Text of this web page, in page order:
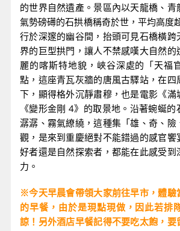
的世界自然遺產。景區內以天龍橋、
氣勢磅礡的石拱橋稱奇於世，平均高度
行於深邃的幽谷間，抬頭可見石橋橫跨
界的巨型拱門，讓人不禁感嘆大自然
麗的喀斯特地貌，峽谷深處的「天福
點，這座青瓦灰牆的唐風古驛站，在四
下，顯得格外沉靜肅穆，也是電影《滿
《變形金剛 4》的取景地。沿著蜿蜒
潺潺、霧氣繚繞，這種集「雄、奇、險
觀，是來到重慶絕對不能錯過的感官饗
好者還是自然探索者，都能在此感受到
力。
※今天早晨會帶領大家前往早市，體驗
的早餐，由於是現點現做，因此若排
諒！另外酒店早餐記得不要吃太飽，要